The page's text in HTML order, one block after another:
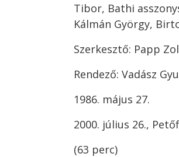
Tibor, Bathi
Kálmán György,
Szerkesztő: Papp
Rendező: Vadász
1986. május 27.
2000. július 26.,
(63 perc)